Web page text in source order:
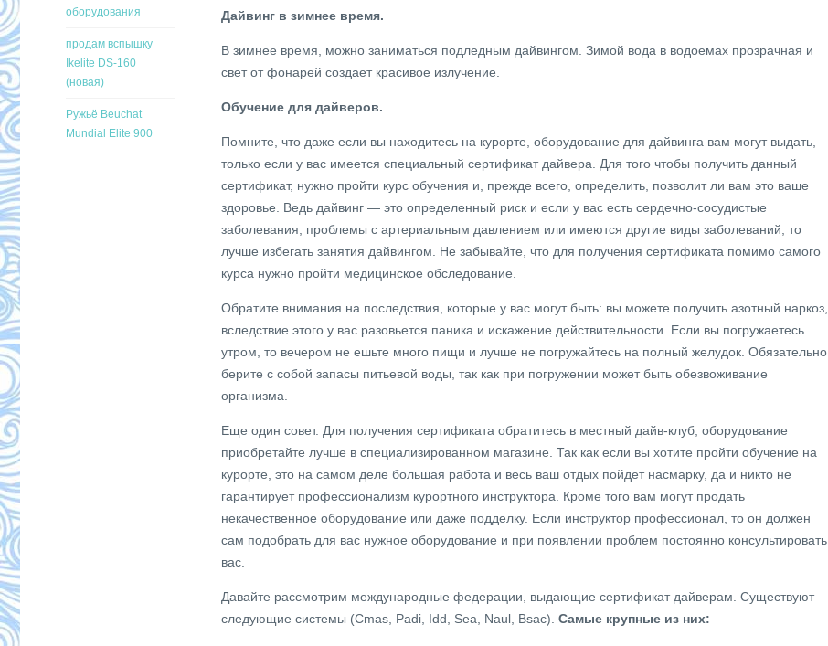
Дайвинг в зимнее время.
В зимнее время, можно заниматься подледным дайвингом. Зимой вода в водоемах прозрачная и
свет от фонарей создает красивое излучение.
Обучение для дайверов.
Помните, что даже если вы находитесь на курорте, оборудование для дайвинга вам могут выдать,
только если у вас имеется специальный сертификат дайвера. Для того чтобы получить данный
сертификат, нужно пройти курс обучения и, прежде всего, определить, позволит ли вам это ваше
здоровье. Ведь дайвинг — это определенный риск и если у вас есть сердечно-сосудистые
заболевания, проблемы с артериальным давлением или имеются другие виды заболеваний, то
лучше избегать занятия дайвингом. Не забывайте, что для получения сертификата помимо самого
курса нужно пройти медицинское обследование.
Обратите внимания на последствия, которые у вас могут быть: вы можете получить азотный наркоз,
вследствие этого у вас разовьется паника и искажение действительности. Если вы погружаетесь
утром, то вечером не ешьте много пищи и лучше не погружайтесь на полный желудок. Обязательно
берите с собой запасы питьевой воды, так как при погружении может быть обезвоживание
организма.
Еще один совет. Для получения сертификата обратитесь в местный дайв-клуб, оборудование
приобретайте лучше в специализированном магазине. Так как если вы хотите пройти обучение на
курорте, это на самом деле большая работа и весь ваш отдых пойдет насмарку, да и никто не
гарантирует профессионализм курортного инструктора. Кроме того вам могут продать
некачественное оборудование или даже подделку. Если инструктор профессионал, то он должен
сам подобрать для вас нужное оборудование и при появлении проблем постоянно консультировать
вас.
Давайте рассмотрим международные федерации, выдающие сертификат дайверам. Существуют
следующие системы (Cmas, Padi, Idd, Sea, Naul, Bsac). Самые крупные из них:
оборудования
продам вспышку
Ikelite DS-160
(новая)
Ружьё Beuchat
Mundial Elite 900